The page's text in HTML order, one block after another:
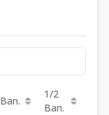
Ban.
1/2
Ban.